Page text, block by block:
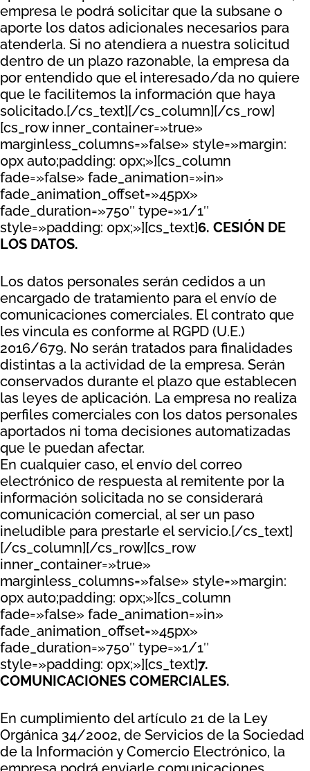
empresa le podrá solicitar que la subsane o
aporte los datos adicionales necesarios para
atenderla. Si no atendiera a nuestra solicitud
dentro de un plazo razonable, la empresa da
por entendido que el interesado/da no quiere
que le facilitemos la información que haya
solicitado.[/cs_text][/cs_column][/cs_row]
[cs_row inner_container=»true»
marginless_columns=»false» style=»margin:
0px auto;padding: 0px;»][cs_column
fade=»false» fade_animation=»in»
fade_animation_offset=»45px»
fade_duration=»750″ type=»1/1″
style=»padding: 0px;»][cs_text]6. CESIÓN DE
LOS DATOS.
Los datos personales serán cedidos a un
encargado de tratamiento para el envío de
comunicaciones comerciales. El contrato que
les vincula es conforme al RGPD (U.E.)
2016/679. No serán tratados para finalidades
distintas a la actividad de la empresa. Serán
conservados durante el plazo que establecen
las leyes de aplicación. La empresa no realiza
perfiles comerciales con los datos personales
aportados ni toma decisiones automatizadas
que le puedan afectar.
En cualquier caso, el envío del correo
electrónico de respuesta al remitente por la
información solicitada no se considerará
comunicación comercial, al ser un paso
ineludible para prestarle el servicio.[/cs_text]
[/cs_column][/cs_row][cs_row
inner_container=»true»
marginless_columns=»false» style=»margin:
0px auto;padding: 0px;»][cs_column
fade=»false» fade_animation=»in»
fade_animation_offset=»45px»
fade_duration=»750″ type=»1/1″
style=»padding: 0px;»][cs_text]7.
COMUNICACIONES COMERCIALES.
En cumplimiento del artículo 21 de la Ley
Orgánica 34/2002, de Servicios de la Sociedad
de la Información y Comercio Electrónico, la